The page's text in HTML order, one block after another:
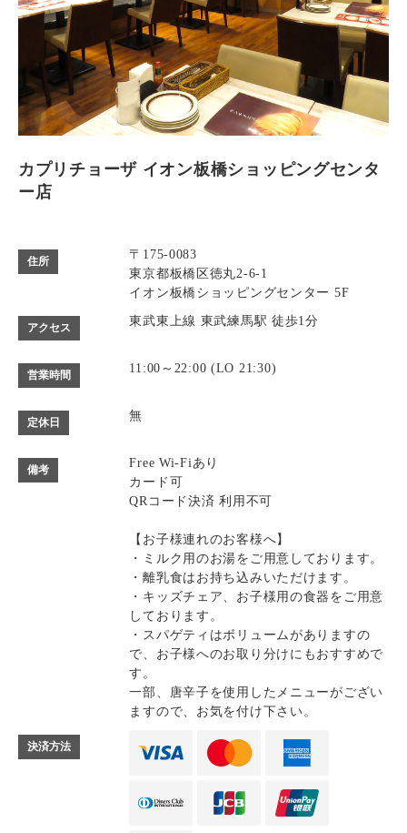
カプリチョーザ イオン板橋ショッピングセンタ
ー店
住所
〒175-0083
東京都板橋区徳丸2-6-1
イオン板橋ショッピングセンター 5F
アクセス 東武東上線 東武練馬駅 徒歩1分
営業時間 11:00～22:00 (LO 21:30)
定休日 無
備考
Free Wi-Fiあり
カード可
QRコード決済 利用不可
【お子様連れのお客様へ】
・ミルク用のお湯をご用意しております。
・離乳食はお持ち込みいただけます。
・キッズチェア、お子様用の食器をご用意
しております。
・スパゲティはボリュームがありますの
で、お子様へのお取り分けにもおすすめで
す。
一部、唐辛子を使用したメニューがござい
ますので、お気を付け下さい。
決済方法